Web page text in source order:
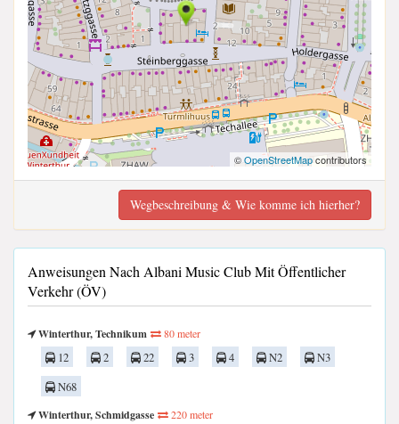
©OpenStreetMapcontributors
Wegbeschreibung & Wie komme ich hierher?
Anweisungen Nach Albani Music Club Mit Öffentlicher
Verkehr (ÖV)
Winterthur, Technikum 80 meter
12 2 22 3 4 N2
N3
N68
Winterthur, Schmidgasse
220 meter